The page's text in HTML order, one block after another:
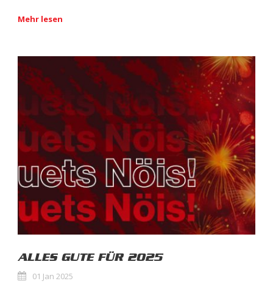
Mehr lesen
ALLES GUTE FÜR 2025
01 Jan 2025